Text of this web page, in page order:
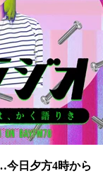
今日夕方4時から